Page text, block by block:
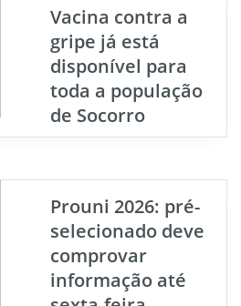
Vacina contra a
gripe já está
disponível para
toda a população
de Socorro
Prouni 2026: pré-
selecionado deve
comprovar
informação até